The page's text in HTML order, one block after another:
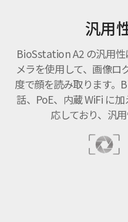
汎用
BioSstation A2 の汎用性
メラを使用して、画像ロ
度で顔を読み取ります。
話、PoE、内蔵 WiFi に
応しており、汎